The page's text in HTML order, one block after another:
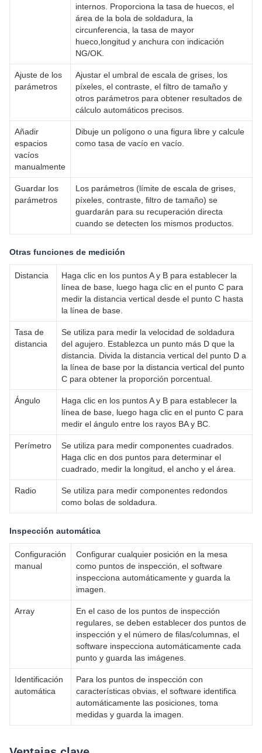
internos. Proporciona la tasa de huecos, el
área de la bola de soldadura, la
circunferencia, la tasa de mayor
hueco,longitud y anchura con indicación
NG/OK.
Ajuste de los
parámetros
Ajustar el umbral de escala de grises, los
píxeles, el contraste, el filtro de tamaño y
otros parámetros para obtener resultados de
cálculo automáticos precisos.
Añadir
espacios
vacíos
manualmente
Dibuje un polígono o una figura libre y calcule
como tasa de vacío en vacío.
Guardar los
parámetros
Los parámetros (límite de escala de grises,
píxeles, contraste, filtro de tamaño) se
guardarán para su recuperación directa
cuando se detecten los mismos productos.
Otras funciones de medición
Distancia
Haga clic en los puntos A y B para establecer la
línea de base, luego haga clic en el punto C para
medir la distancia vertical desde el punto C hasta
la línea de base.
Tasa de
distancia
Se utiliza para medir la velocidad de soldadura
del agujero. Establezca un punto más D que la
distancia. Divida la distancia vertical del punto D a
la línea de base por la distancia vertical del punto
C para obtener la proporción porcentual.
Ángulo
Haga clic en los puntos A y B para establecer la
línea de base, luego haga clic en el punto C para
medir el ángulo entre los rayos BA y BC.
Perímetro
Se utiliza para medir componentes cuadrados.
Haga clic en dos puntos para determinar el
cuadrado, medir la longitud, el ancho y el área.
Radio
Se utiliza para medir componentes redondos
como bolas de soldadura.
Inspección automática
Configuración
manual
Configurar cualquier posición en la mesa
como puntos de inspección, el software
inspecciona automáticamente y guarda la
imagen.
Array
En el caso de los puntos de inspección
regulares, se deben establecer dos puntos de
inspección y el número de filas/columnas, el
software inspecciona automáticamente cada
punto y guarda las imágenes.
Identificación
automática
Para los puntos de inspección con
características obvias, el software identifica
automáticamente las posiciones, toma
medidas y guarda la imagen.